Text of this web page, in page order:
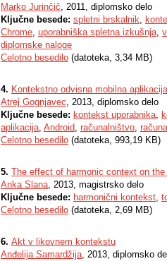
Marko Jurinčič, 2011, diplomsko delo
Ključne besede: spletni brskalnik,
Chrome, uporabniška spletna izkušnja,
diplomske naloge
Celotno besedilo (datoteka, 3,34 MB)
4. Kontekstno odvisna mobilna
Atrej Gognjavec, 2013, diplomsko delo
Ključne besede: kontekst uporabnika,
aplikacija, Android, računalništvo,
Celotno besedilo (datoteka, 993,19 KB)
5. The effect of harmonic context on
Anka Slana, 2013, magistrsko delo
Ključne besede: harmonični kontekst,
Celotno besedilo (datoteka, 2,69 MB)
6. Akt v likovnem kontekstu
Anđelija Samardžija, 2013, diplomsko